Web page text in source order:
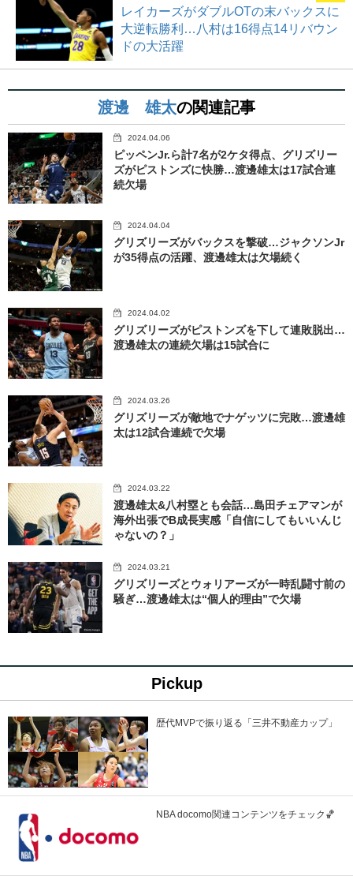
レイカーズがダブルOTの末バックスに
大逆転勝利…八村は16得点14リバウン
ドの大活躍
渡邊 雄太の関連記事
2024.04.06
ピッペンJr.ら計7名が2ケタ得点、グリズリー
ズがピストンズに快勝…渡邊雄太は17試合連
続欠場
2024.04.04
グリズリーズがバックスを撃破…ジャクソンJr
が35得点の活躍、渡邊雄太は欠場続く
2024.04.02
グリズリーズがピストンズを下して連敗脱出…
渡邊雄太の連続欠場は15試合に
2024.03.26
グリズリーズが敵地でナゲッツに完敗…渡邊雄
太は12試合連続で欠場
2024.03.22
渡邊雄太&八村塁とも会話…島田チェアマンが
海外出張でB成長実感「自信にしてもいいんじ
ゃないの？」
2024.03.21
グリズリーズとウォリアーズが一時乱闘寸前の
騒ぎ…渡邊雄太は“個人的理由”で欠場
Pickup
歴代MVPで振り返る「三井不動産カップ」
NBA docomo関連コンテンツをチェック🏀